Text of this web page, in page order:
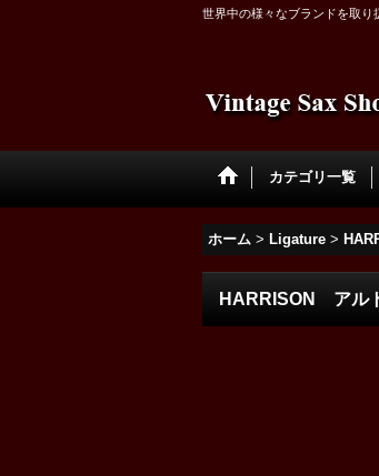
世界中の様々なブランドを取り
カテゴリ一覧
ホーム > Ligature >
HARRISON アル